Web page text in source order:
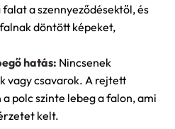
a szennyeződésektől, és
döntött képeket,
hatás: Nincsenek
vagy csavarok. A rejtett
polc szinte lebeg a falon, ami
kelt.